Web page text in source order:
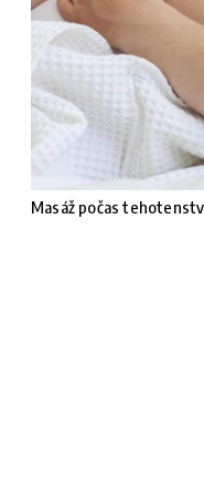
Masáž počas